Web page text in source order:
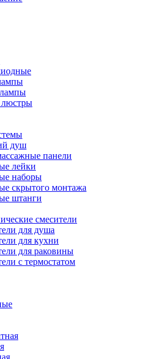
душ
панели
лейки
наборы
скрытого монтажа
штанги
смесители
для душа
для кухни
для раковины
с термостатом